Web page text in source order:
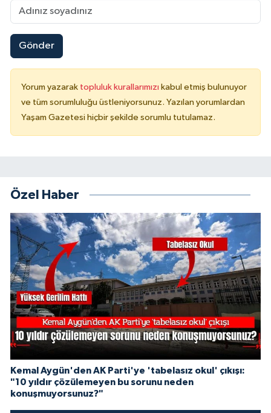
Gönder
Yorum yazarak topluluk kurallarımızı kabul etmiş bulunuyor
ve tüm sorumluluğu üstleniyorsunuz. Yazılan yorumlardan
Yaşam Gazetesi hiçbir şekilde sorumlu tutulamaz.
Özel Haber
Kemal Aygün'den AK Parti'ye 'tabelasız okul' çıkışı:
"10 yıldır çözülemeyen bu sorunu neden
konuşmuyorsunuz?"